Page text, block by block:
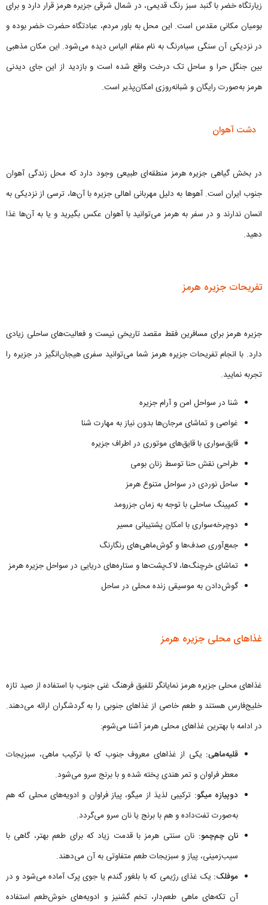
زیارتگاه خضر با گنبد سبز رنگ قدیمی، در شمال شرقی جزیره هرمز قرار دارد و برای
بومیان مکانی مقدس است. این محل به باور مردم، عبادتگاه حضرت خضر بوده و
در نزدیکی آن سنگی سیاه‌رنگ به نام مقام الیاس دیده می‌شود. این مکان مذهبی
بین جنگل حرا و ساحل تک درخت واقع شده است و بازدید از این جای دیدنی
هرمز به‌صورت رایگان و شبانه‌روزی امکان‌پذیر است.
دشت آهوان
در بخش گیاهی جزیره هرمز منطقه‌ای طبیعی وجود دارد که محل زندگی آهوان
جنوب ایران است. آهوها به دلیل مهربانی اهالی جزیره با آن‌ها، ترسی از نزدیکی به
انسان ندارند و در سفر به هرمز می‌توانید با آهوان عکس بگیرید و یا به آن‌ها غذا
دهید.
تفریحات جزیره هرمز
جزیره هرمز برای مسافرین فقط مقصد تاریخی نیست و فعالیت‌های ساحلی زیادی
دارد. با انجام تفریحات جزیره هرمز شما می‌توانید سفری هیجان‌انگیز در جزیره را
تجربه نمایید.
شنا در سواحل امن و آرام جزیره
غواصی و تماشای مرجان‌ها بدون نیاز به مهارت شنا
قایق‌سواری با قایق‌های موتوری در اطراف جزیره
طراحی نقش حنا توسط زنان بومی
ساحل نوردی در سواحل متنوع هرمز
کمپینگ ساحلی با توجه به زمان جزرومد
دوچرخه‌سواری با امکان پشتیبانی مسیر
جمع‌آوری صدف‌ها و گوش‌ماهی‌های رنگارنگ
تماشای خرچنگ‌ها، لاک‌پشت‌ها و ستاره‌های دریایی در سواحل جزیره هرمز
گوش‌دادن به موسیقی زنده محلی در ساحل
غذاهای محلی جزیره هرمز
غذاهای محلی جزیره هرمز نمایانگر تلفیق فرهنگ غنی جنوب با استفاده از صید تازه
خلیج‌فارس هستند و طعم خاصی از غذاهای جنوبی را به گردشگران ارائه می‌دهند.
در ادامه با بهترین غذاهای محلی هرمز آشنا می‌شوم:
قلیه‌ماهی: یکی از غذاهای معروف جنوب که با ترکیب ماهی، سبزیجات
معطر فراوان و تمر هندی پخته شده و با برنج سرو می‌شود.
دوپیازه میگو: ترکیبی لذیذ از میگو، پیاز فراوان و ادویه‌های محلی که هم
به‌صورت تفت‌داده و هم با برنج یا نان سرو می‌گردد.
نان چم‌چمو: نان سنتی هرمز با قدمت زیاد که برای طعم بهتر، گاهی با
سیب‌زمینی، پیاز و سبزیجات طعم متفاوتی به آن می‌دهند.
موفلک: یک غذای رژیمی که با بلغور گندم یا جوی پرک آماده می‌شود و در
آن تکه‌های ماهی طعم‌دار، تخم گشنیز و ادویه‌های خوش‌طعم استفاده